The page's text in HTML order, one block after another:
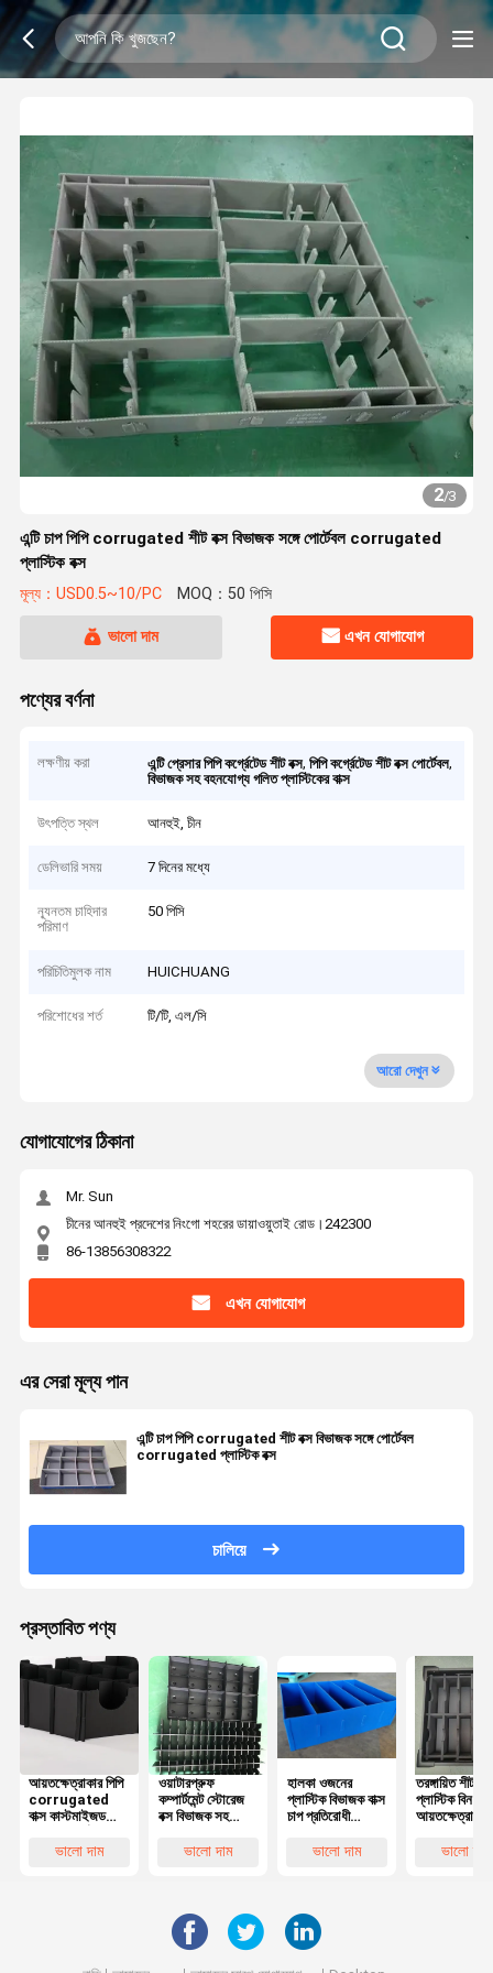
2/3
এন্টি চাপ পিপি corrugated শীট বক্স বিভাজক সঙ্গে পোর্টেবল corrugated
প্লাস্টিক বক্স
মূল্য：USD0.5~10/PC MOQ：50 পিসি
ভালো দাম এখন যোগাযোগ
পণ্যের বর্ণনা
লক্ষণীয় করা এন্টি প্রেসার পিপি কর্গ্রেটেড শীট বক্স,পিপি কর্গ্রেটেড শীট বক্স পোর্টেবল,
বিভাজক সহ বহনযোগ্য গলিত প্লাস্টিকের বাক্স
উৎপত্তি স্থল আনহুই, চীন
ডেলিভারি সময় 7 দিনের মধ্যে
ন্যূনতম চাহিদার
পরিমাণ
50 পিসি
পরিচিতিমুলক নাম HUICHUANG
পরিশোধের শর্ত টি/টি, এল/সি
আরো দেখুন
যোগাযোগের ঠিকানা
Mr. Sun
চীনের আনহুই প্রদেশের নিংগো শহরের ডায়াওয়ুতাই রোড।242300
86-13856308322
এখন যোগাযোগ
এর সেরা মূল্য পান
এন্টি চাপ পিপি corrugated শীট বক্স বিভাজক সঙ্গে পোর্টেবল
corrugated প্লাস্টিক বক্স
চালিয়ে
প্রস্তাবিত পণ্য
আয়তক্ষেত্রাকার পিপি
corrugated
বাক্স কাস্টমাইজড
অ্যান্টি স্ট্যাটিক
ভালো দাম
ওয়াটারপ্রুফ
কম্পার্টমেন্ট স্টোরেজ
বক্স বিভাজক সহ
corrugated বক্স
ভালো দাম
হালকা ওজনের
প্লাস্টিক বিভাজক বাক্স
চাপ প্রতিরোধী
বিভাজক নীল
ভালো দাম
তরঙ্গায়িত শীট
প্লাস্টিক বিন
আয়তক্ষেত্রাকার
কালো নীলভালো দাম